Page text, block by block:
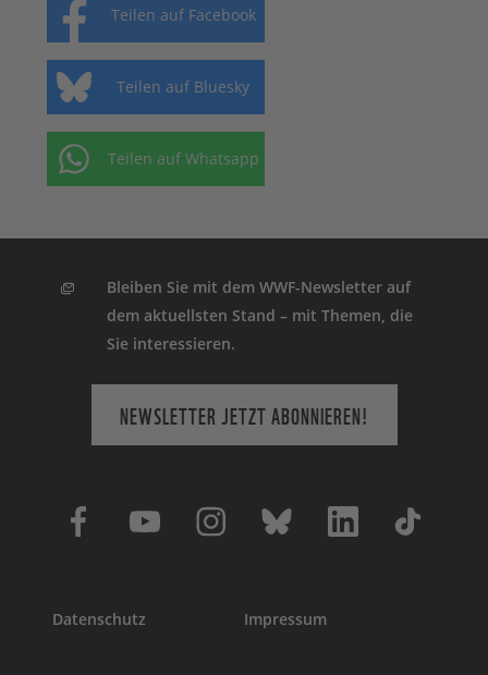
Teilen auf Facebook
Teilen auf Bluesky
Teilen auf Whatsapp
Bleiben Sie mit dem WWF-Newsletter auf
dem aktuellsten Stand – mit Themen, die
Sie interessieren.
NEWSLETTER JETZT ABONNIEREN!
Datenschutz Impressum